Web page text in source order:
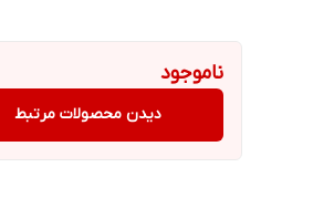
ناموجود
دیدن محصولات مرتبط